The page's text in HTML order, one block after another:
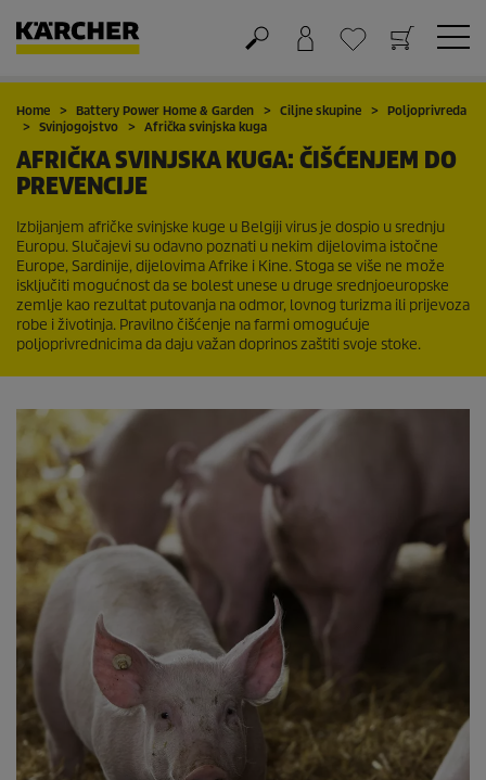
Košarica
Lista želja
Home Battery Power Home & Garden Ciljne skupine
Poljoprivreda
Svinjogojstvo
Afrička svinjska kuga
AFRIČKA SVINJSKA KUGA: ČIŠĆENJEM DO
PREVENCIJE
Izbijanjem afričke svinjske kuge u Belgiji virus je dospio u srednju
Europu. Slučajevi su odavno poznati u nekim dijelovima istočne
Europe, Sardinije, dijelovima Afrike i Kine. Stoga se više ne može
isključiti mogućnost da se bolest unese u druge srednjoeuropske
zemlje kao rezultat putovanja na odmor, lovnog turizma ili prijevoza
robe i životinja. Pravilno čišćenje na farmi omogućuje
poljoprivrednicima da daju važan doprinos zaštiti svoje stoke.